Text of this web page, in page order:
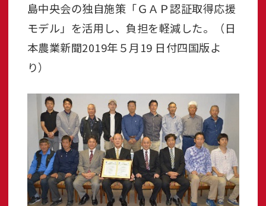
島中央会の独自施策「ＧＡＰ認証取得応援
モデル」を活用し、負担を軽減した。（日
本農業新聞2019年５月19 日付四国版よ
り）